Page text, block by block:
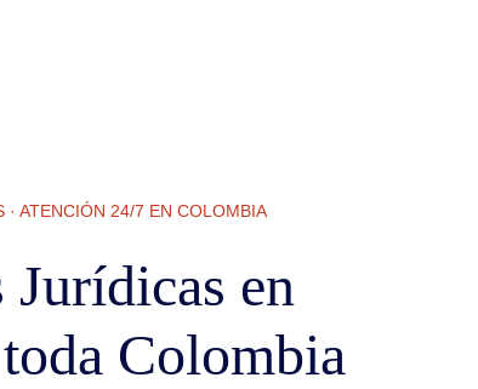
ATENCIÓN 24/7 EN COLOMBIA
Jurídicas en
Colombia